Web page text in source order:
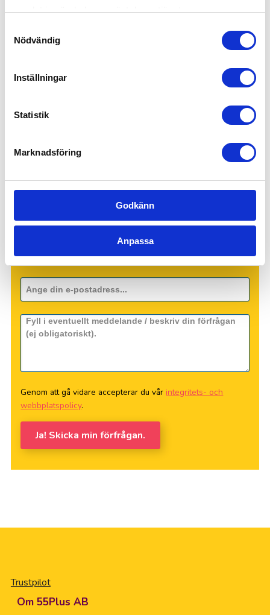
samlat in när du har använt deras tjänster.
Nödvändig
Inställningar
Statistik
Marknadsföring
Godkänn
Anpassa
Ekonomi, administration, löner & HR
Offentlig sektor – Hemtjänst, fönsterputs &
Kontakta oss idag för mer information!
Genom att gå vidare accepterar du vår integritets- och
webbplatspolicy.
Ja! Skicka min förfrågan.
Trustpilot
Om 55Plus AB